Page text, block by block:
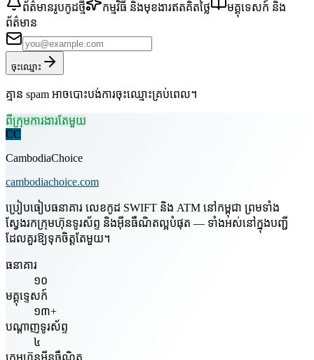
ព័ត៌មានរូបកូដថ្មី កម្មវិធី និងមុខងារឥតគិតថ្លៃ
មគ្គុទេសក៍ និង
ព័ត៌មាន
ចុះឈ្មោះ
គ្មាន spam អាចបោះបង់ការចុះឈ្មោះគ្រប់ពេល។
ពីក្រុមការងារតែមួយ
CC
CambodiaChoice
cambodiachoice.com
ប្រៀបធៀបធនាគារ លេខកូដ SWIFT និង ATM នៅកម្ពុជា ព្រមទាំង
ស្វែងរកក្រុមហ៊ុនទូរស័ព្ទ និងអ៊ីនធឺណិតល្អបំផុត — ទាំងអស់នៅក្នុងបញ្ជី
ដែលគួរឱ្យទុកចិត្តតែមួយ។
ធនាគារ
១០
មគ្គុទ្ទេសក៍
១៣+
បណ្តាញទូរស័ព្ទ
៤
ក្រុមហ៊ុនអ៊ីនធឺណិត